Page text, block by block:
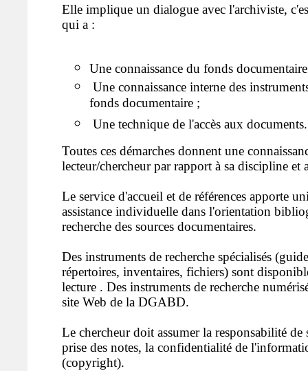
Elle implique un dialogue avec l'archiviste,
qui a :
Une connaissance du fonds
Une connaissance interne des
fonds documentaire ;
Une technique de l'accès aux documents.
Toutes ces démarches donnent une
lecteur/chercheur par rapport à sa discipline et
Le service d'accueil et de références apporte
assistance individuelle dans l'orientation
recherche des sources documentaires.
Des instruments de recherche spécialisés
répertoires, inventaires, fichiers) sont
lecture . Des instruments de recherche
site Web de la DGABD.
Le chercheur doit assumer la responsabilité de
prise des notes, la confidentialité de
(copyright).